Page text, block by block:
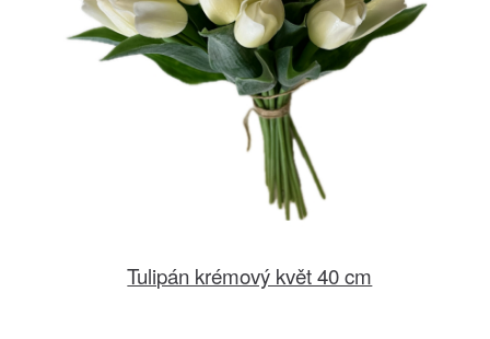
Tulipán krémový květ 40 cm